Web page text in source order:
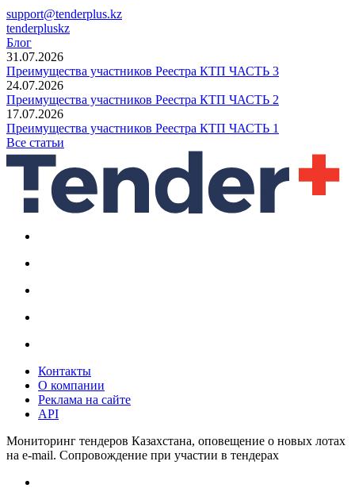
support@tenderplus.kz
tenderpluskz
Блог
31.07.2026
Преимущества участников Реестра КТП ЧАСТЬ 3
24.07.2026
Преимущества участников Реестра КТП ЧАСТЬ 2
17.07.2026
Преимущества участников Реестра КТП ЧАСТЬ 1
Все статьи
Контакты
О компании
Реклама на сайте
API
Мониторинг тендеров Казахстана, оповещение о новых лотах
на e-mail. Сопровождение при участии в тендерах